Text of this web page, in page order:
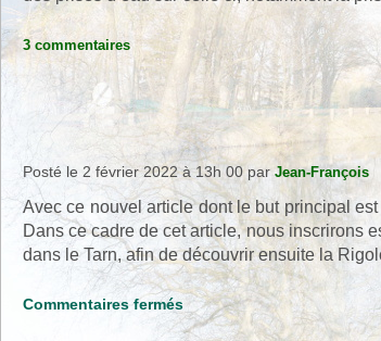
3 commentaires
Posté le 2 février 2022 à 13h 00 par Jean-François
Avec ce nouvel article dont le but principal
Dans ce cadre de cet article, nous inscrirons
dans le Tarn, afin de découvrir ensuite la
Commentaires ferméssur
Canal